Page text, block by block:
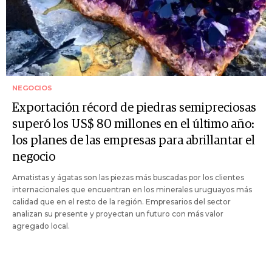
NEGOCIOS
Exportación récord de piedras semipreciosas
superó los US$ 80 millones en el último año:
los planes de las empresas para abrillantar el
negocio
Amatistas y ágatas son las piezas más buscadas por los clientes
internacionales que encuentran en los minerales uruguayos más
calidad que en el resto de la región. Empresarios del sector
analizan su presente y proyectan un futuro con más valor
agregado local.